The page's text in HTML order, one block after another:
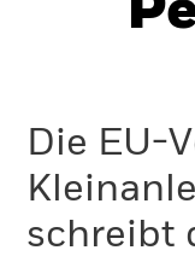
Die EU-
schreibt